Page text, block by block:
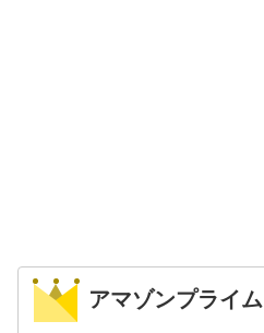
アマゾンプライム